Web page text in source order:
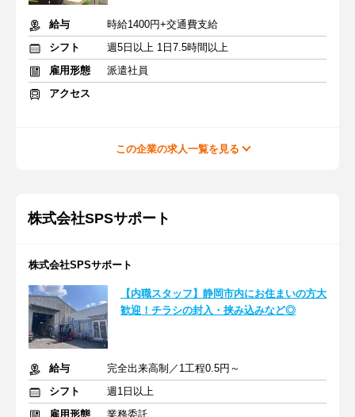
給与
時給1400円+交通費支給
シフト
週5日以上 1日7.5時間以上
雇用形態
派遣社員
アクセス
この企業の求人一覧を見る
株式会社SPSサポート
株式会社SPSサポート
【内職スタッフ】静岡市内にお住まいの方大
歓迎！チラシの封入・挟み込みなど◎
給与
完全出来高制／1工程0.5円～
シフト
週1日以上
雇用形態
業務委託